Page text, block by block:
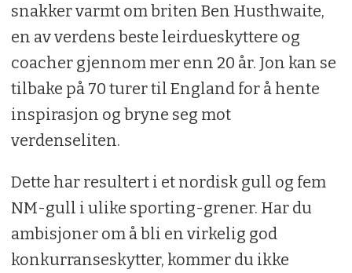
snakker varmt om briten Ben Husthwaite,
en av verdens beste leirdueskyttere og
coacher gjennom mer enn 20 år. Jon kan se
tilbake på 70 turer til England for å hente
inspirasjon og bryne seg mot
verdenseliten.
Dette har resultert i et nordisk gull og fem
NM-gull i ulike sporting-grener. Har du
ambisjoner om å bli en virkelig god
konkurranseskytter, kommer du ikke